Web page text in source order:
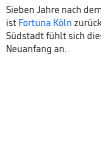
Sieben Jahre nach
ist Fortuna Köln
Südstadt fühlt sich
Neuanfang an.